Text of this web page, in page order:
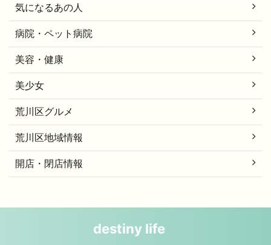
気になるあの人
病院・ペット病院
美容・健康
美少女
荒川区グルメ
荒川区地域情報
開店・閉店情報
destiny life